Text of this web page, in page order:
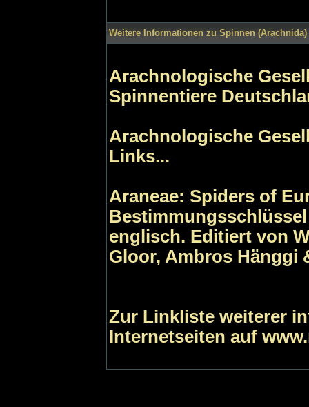
Weitere Informationen zu Spinnen
Arachnologische
Spinnentiere
Arachnologische
Links...
Araneae: Spiders of
englisch. Editiert von
Gloor, Ambros Hänggi
Zur Linkliste weiterer
Internetseiten auf